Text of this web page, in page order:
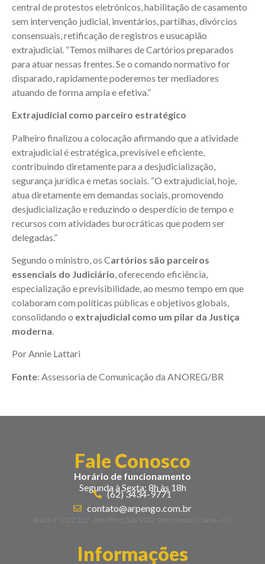
central de protestos eletrônicos, habilitação de casamento
sem intervenção judicial, inventários, partilhas, divórcios
consensuais, retificação de registros e usucapião
extrajudicial. “Temos milhares de Cartórios preparados
para atuar nessas frentes. Se o comando normativo for
disparado, rapidamente poderemos ter mediadores
atuando de forma ampla e efetiva.”
Extrajudicial como parceiro estratégico
Palheiro finalizou a colocação afirmando que a atividade
extrajudicial é estratégica, previsível e eficiente,
contribuindo diretamente para a desjudicialização,
segurança jurídica e metas sociais. “O extrajudicial, hoje,
atua diretamente em demandas sociais, promovendo
desjudicialização e reduzindo o desperdício de tempo e
recursos com atividades burocráticas que podem ser
delegadas.”
Segundo o ministro, os Cartórios são parceiros
essenciais do Judiciário, oferecendo eficiência,
especialização e previsibilidade, ao mesmo tempo em que
colaboram com políticas públicas e objetivos globais,
consolidando o extrajudicial como um pilar da Justiça
moderna.
Por Annie Lattari
Fonte: Assessoria de Comunicação da ANOREG/BR
Fale Conosco
Horário de funcionamento
Segunda à Sexta: 8h às 18h
(62) 3434-9771
contato@arpengo.com.br
Rua 3, nº 1022, Ed. West Office, Sala 1402, Setor Oeste. Goiânia – GO
Informações